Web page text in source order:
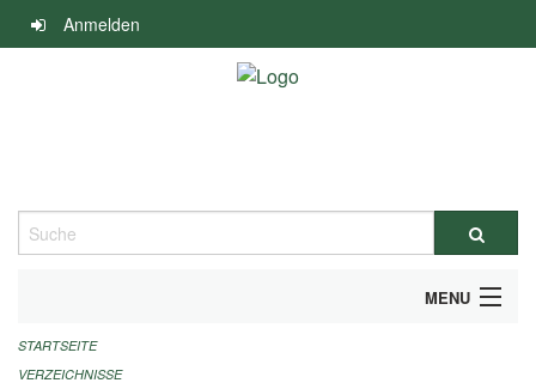
Navigation
überspringen
Anmelden
Suche
MENU
ALLGEMEINE INFORMATIONEN
STARTSEITE
VERZEICHNISSE